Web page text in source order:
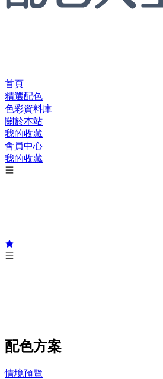
首頁
精選配色
色彩資料庫
關於本站
我的收藏
會員中心
我的收藏
配色方案
情境預覽